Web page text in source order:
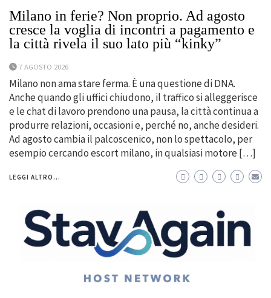
Milano in ferie? Non proprio. Ad agosto
cresce la voglia di incontri a pagamento e
la città rivela il suo lato più “kinky”
7 AGOSTO 2026
Milano non ama stare ferma. È una questione di DNA.
Anche quando gli uffici chiudono, il traffico si alleggerisce
e le chat di lavoro prendono una pausa, la città continua a
produrre relazioni, occasioni e, perché no, anche desideri.
Ad agosto cambia il palcoscenico, non lo spettacolo, per
esempio cercando escort milano, in qualsiasi motore […]
LEGGI ALTRO...